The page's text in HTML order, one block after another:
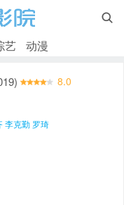

艺 动漫
8.0
李克勤 罗琦